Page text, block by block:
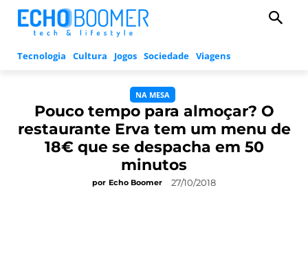
Tecnologia Cultura Jogos Sociedade Viagens
NA MESA
Pouco tempo para almoçar? O
restaurante Erva tem um menu de
18€ que se despacha em 50
minutos
por Echo Boomer 27/10/2018